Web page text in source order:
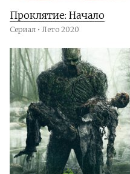
Проклятие: Начало
Сериал • Лето 2020